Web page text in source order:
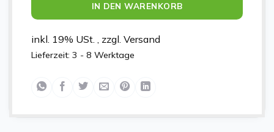
IN DEN WARENKORB
inkl. 19% USt. , zzgl. Versand
Lieferzeit: 3 - 8 Werktage